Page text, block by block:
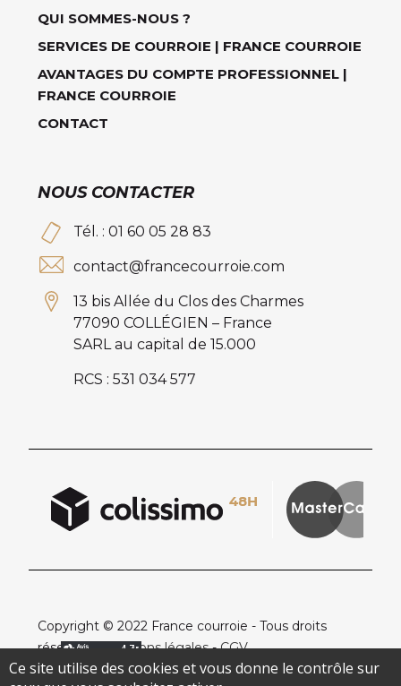
QUI SOMMES-NOUS ?
SERVICES DE COURROIE | FRANCE COURROIE
AVANTAGES DU COMPTE PROFESSIONNEL |
FRANCE COURROIE
CONTACT
NOUS CONTACTER
Tél. : 01 60 05 28 83
contact@francecourroie.com
13 bis Allée du Clos des Charmes
77090 COLLÉGIEN – France
SARL au capital de 15.000
RCS : 531 034 577
Copyright © 2022 France courroie - Tous droits
réservés -
Mentions légales-CGV
Ce site utilise des cookies et vous donne le contrôle sur